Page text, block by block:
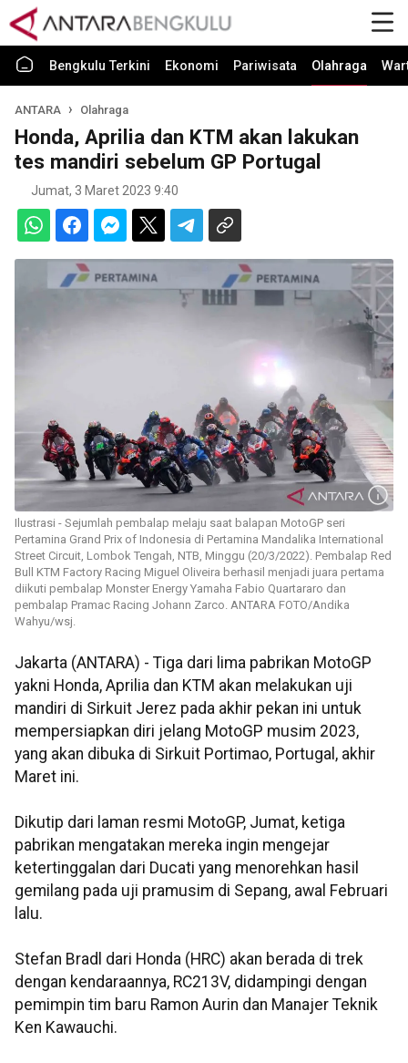
Bengkulu Terkini Ekonomi Pariwisata Olahraga
ANTARA Olahraga
Honda, Aprilia dan KTM akan lakukan
tes mandiri sebelum GP Portugal
Jumat, 3 Maret 2023 9:40
Ilustrasi - Sejumlah pembalap melaju saat balapan MotoGP seri
Pertamina Grand Prix of Indonesia di Pertamina Mandalika International
Street Circuit, Lombok Tengah, NTB, Minggu (20/3/2022). Pembalap Red
Bull KTM Factory Racing Miguel Oliveira berhasil menjadi juara pertama
diikuti pembalap Monster Energy Yamaha Fabio Quartararo dan
pembalap Pramac Racing Johann Zarco. ANTARA FOTO/Andika
Wahyu/wsj.
Jakarta (ANTARA) - Tiga dari lima pabrikan MotoGP
yakni Honda, Aprilia dan KTM akan melakukan uji
mandiri di Sirkuit Jerez pada akhir pekan ini untuk
mempersiapkan diri jelang MotoGP musim 2023,
yang akan dibuka di Sirkuit Portimao, Portugal, akhir
Maret ini.
Dikutip dari laman resmi MotoGP, Jumat, ketiga
pabrikan mengatakan mereka ingin mengejar
ketertinggalan dari Ducati yang menorehkan hasil
gemilang pada uji pramusim di Sepang, awal Februari
lalu.
Stefan Bradl dari Honda (HRC) akan berada di trek
dengan kendaraannya, RC213V, didampingi dengan
pemimpin tim baru Ramon Aurin dan Manajer Teknik
Ken Kawauchi.